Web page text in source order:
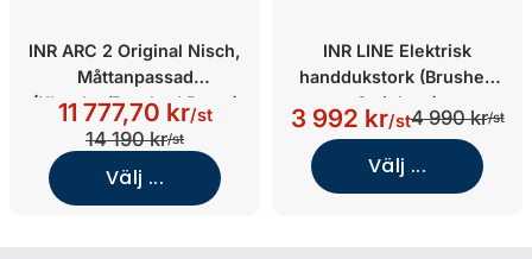
INR ARC 2 Original Nisch,
Måttanpassad
(Klarglas/Brushed Brass)
11 777,70 kr/st
14 190 kr/st
Välj ...
INR LINE Elektrisk
handdukstork (Brushed
Stainless)
3 992 kr/st4 990 kr/st
Välj ...